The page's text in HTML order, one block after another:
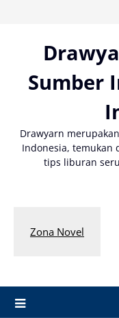
Sumber
Drawyarn
Indonesia, temukan
tips liburan
Zona Novel